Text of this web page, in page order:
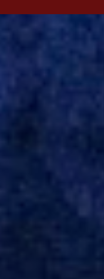
Evian, da França, Hellas
Bulgária. O último clube
Desde então, está no
Turquia, Gustavo